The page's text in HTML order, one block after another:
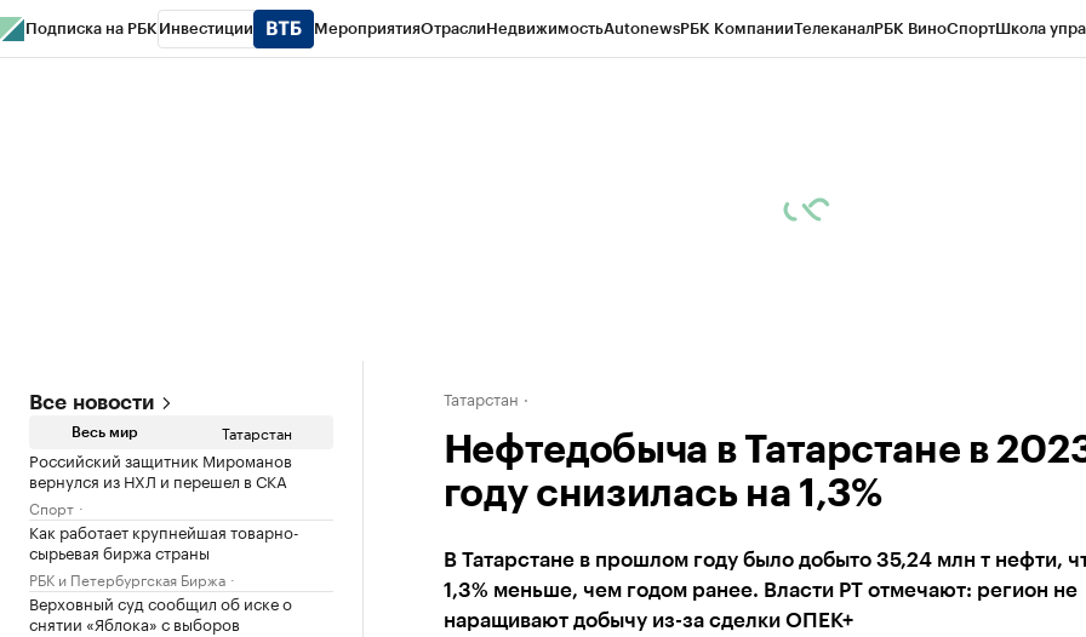
Подписка на РБК Инвестиции МероприятияОтраслиНедвижимостьAutonewsРБК КомпанииТелеканалРБК ВиноСпортШкола
Все новости
Весь мир Татарстан
Российский защитник Мироманов
вернулся из НХЛ и перешел в СКА
Спорт
Как работает крупнейшая товарно-
сырьевая биржа страны
РБК и Петербургская Биржа
Верховный суд сообщил об иске о
снятии «Яблока» с выборов
Татарстан
Нефтедобыча в Татарстане в
году снизилась на 1,3%
В Татарстане в прошлом году было добыто 35,24 млн т нефти,
1,3% меньше, чем годом ранее. Власти РТ отмечают: регион не
наращивают добычу из-за сделки ОПЕК+